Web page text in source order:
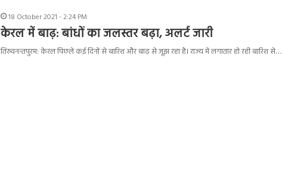
18 October 2021 - 2:24 PM
केरल में बाढ़: बांधों का जलस्तर बढ़ा, अलर्ट जारी
तिरुवनन्तपुरम: केरल पिछले कई दिनों से बारिश और बाढ़ से जूझ रहा है। राज्य में लगातार हो रही बारिश से…